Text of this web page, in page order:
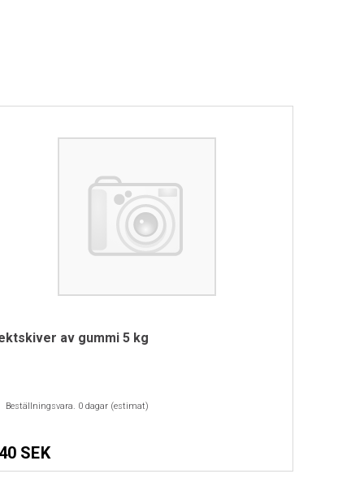
av gummi 5 kg
Beställningsvara. 0dagar (estimat)
SEK